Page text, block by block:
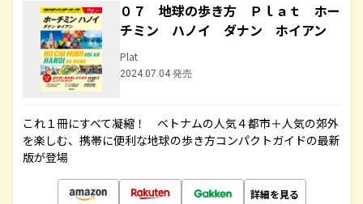
０７ 地球の歩き方 Ｐｌａｔ ホー
チミン ハノイ ダナン ホイアン
Plat
2024.07.04 発売
これ１冊にすべて凝縮！ ベトナムの人気４都市＋人気の郊外
を楽しむ、携帯に便利な地球の歩き方コンパクトガイドの最新
版が登場
詳細を見る